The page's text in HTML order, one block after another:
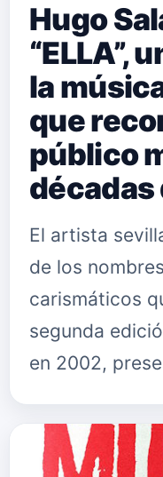
Hugo
“ELLA”,
la
que
público
El artista
de los
carismáticos
segunda
en 2002,
en su